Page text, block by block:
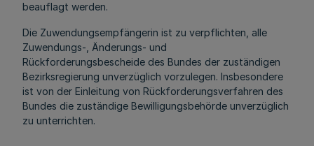
beauflagt werden.
Die Zuwendungsempfängerin ist zu verpflichten, alle
Zuwendungs-, Änderungs- und
Rückforderungsbescheide des Bundes der zuständigen
Bezirksregierung unverzüglich vorzulegen. Insbesondere
ist von der Einleitung von Rückforderungsverfahren des
Bundes die zuständige Bewilligungsbehörde unverzüglich
zu unterrichten.